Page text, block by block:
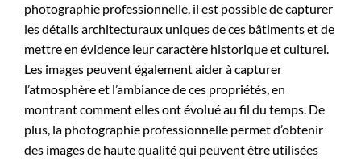
photographie professionnelle, il est possible de capturer
les détails architecturaux uniques de ces bâtiments et de
mettre en évidence leur caractère historique et culturel.
Les images peuvent également aider à capturer
l’atmosphère et l’ambiance de ces propriétés, en
montrant comment elles ont évolué au fil du temps. De
plus, la photographie professionnelle permet d’obtenir
des images de haute qualité qui peuvent être utilisées